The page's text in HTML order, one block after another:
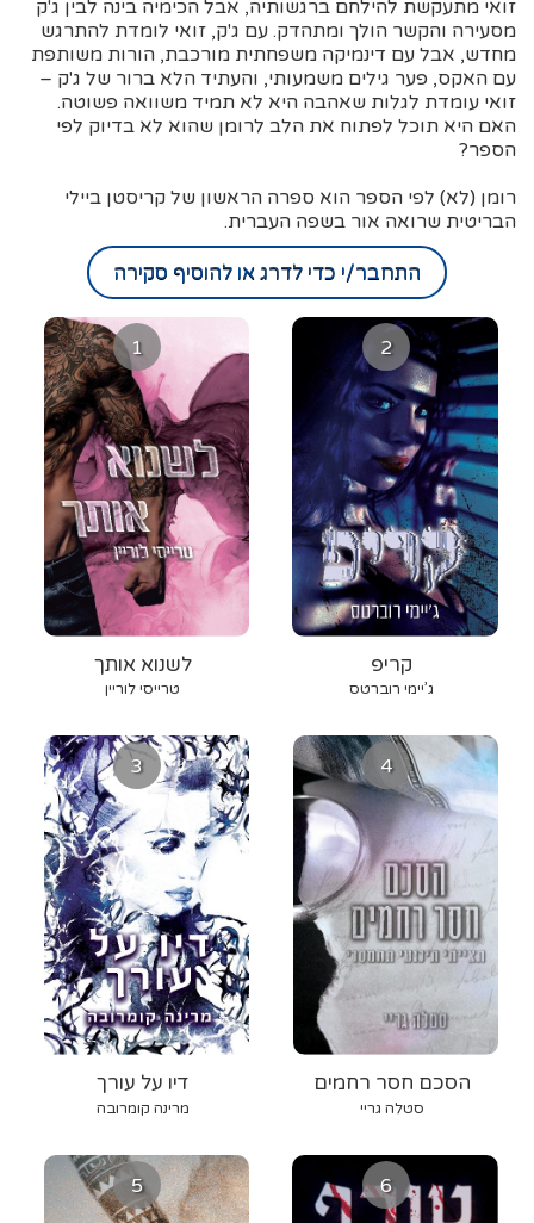
זואי מתעקשת להילחם ברגשותיה, אבל הכימיה בינה לבין ג'ק
מסעירה והקשר הולך ומתהדק. עם ג'ק, זואי לומדת להתרגש
מחדש, אבל עם דינמיקה משפחתית מורכבת, הורות משותפת
עם האקס, פער גילים משמעותי, והעתיד הלא ברור של ג'ק –
זואי עומדת לגלות שאהבה היא לא תמיד משוואה פשוטה.
האם היא תוכל לפתוח את הלב לרומן שהוא לא בדיוק לפי
הספר?
רומן (לא) לפי הספר הוא ספרה הראשון של קריסטן ביילי
הבריטית שרואה אור בשפה העברית.
התחבר/י כדי לדרג או להוסיף סקירה
1
לשנוא אותך
טרייסי לוריין
2
קריפ
ג’יימי רוברטס
3
דיו על עורך
מרינה קומרובה
4
הסכם חסר רחמים
סטלה גריי
5 6